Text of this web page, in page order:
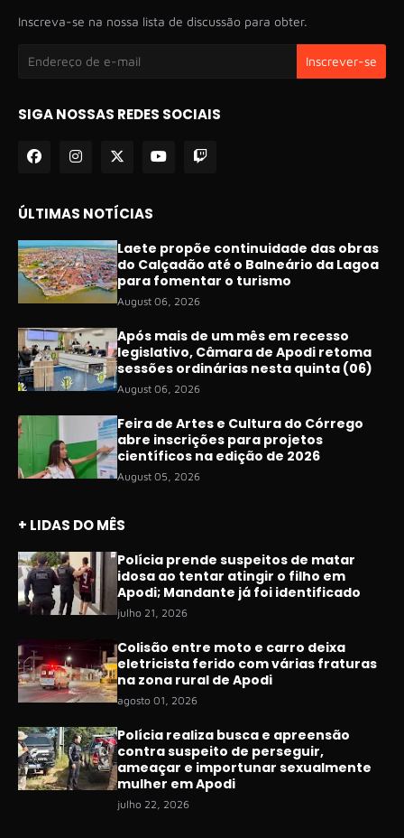
Inscreva-se na nossa lista de discussão para obter.
SIGA NOSSAS REDES SOCIAIS
ÚLTIMAS NOTÍCIAS
Laete propõe continuidade das obras
do Calçadão até o Balneário da Lagoa
para fomentar o turismo
August 06, 2026
Após mais de um mês em recesso
legislativo, Câmara de Apodi retoma
sessões ordinárias nesta quinta (06)
August 06, 2026
Feira de Artes e Cultura do Córrego
abre inscrições para projetos
científicos na edição de 2026
August 05, 2026
+ LIDAS DO MÊS
Polícia prende suspeitos de matar
idosa ao tentar atingir o filho em
Apodi; Mandante já foi identificado
julho 21, 2026
Colisão entre moto e carro deixa
eletricista ferido com várias fraturas
na zona rural de Apodi
agosto 01, 2026
Polícia realiza busca e apreensão
contra suspeito de perseguir,
ameaçar e importunar sexualmente
mulher em Apodi
julho 22, 2026